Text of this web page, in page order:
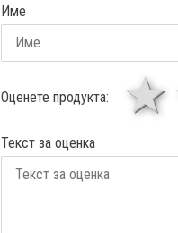
Име
Оценете продукта:
Текст за оценка